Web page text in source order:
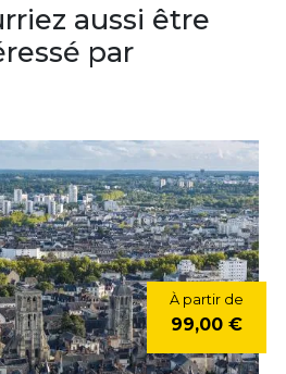
aussi être
par
À partir de
99,00 €